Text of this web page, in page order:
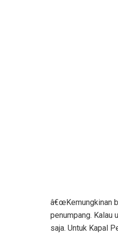
â€œKemungkinan
penumpang. Kalau
saja. Untuk Kapal